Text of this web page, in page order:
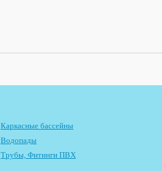
Каркасные бассейны
Водопады
Трубы, Фитинги ПВХ